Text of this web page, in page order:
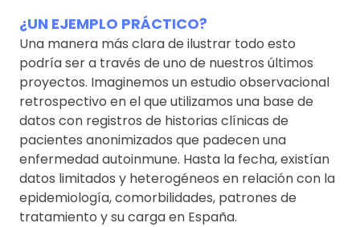
¿UN EJEMPLO PRÁCTICO?
Una manera más clara de ilustrar todo esto
podría ser a través de uno de nuestros últimos
proyectos. Imaginemos un estudio observacional
retrospectivo en el que utilizamos una base de
datos con registros de historias clínicas de
pacientes anonimizados que padecen una
enfermedad autoinmune. Hasta la fecha, existían
datos limitados y heterogéneos en relación con la
epidemiología, comorbilidades, patrones de
tratamiento y su carga en España.